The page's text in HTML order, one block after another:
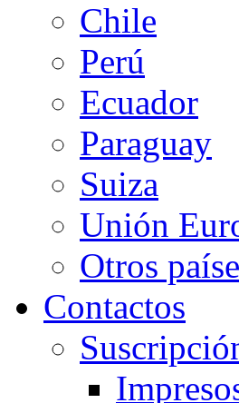
Chile
Perú
Ecuador
Paraguay
Suiza
Unión
Otros
Contactos